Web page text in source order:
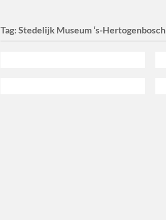
Tag:Stedelijk Museum ‘s-Hertogenbosch